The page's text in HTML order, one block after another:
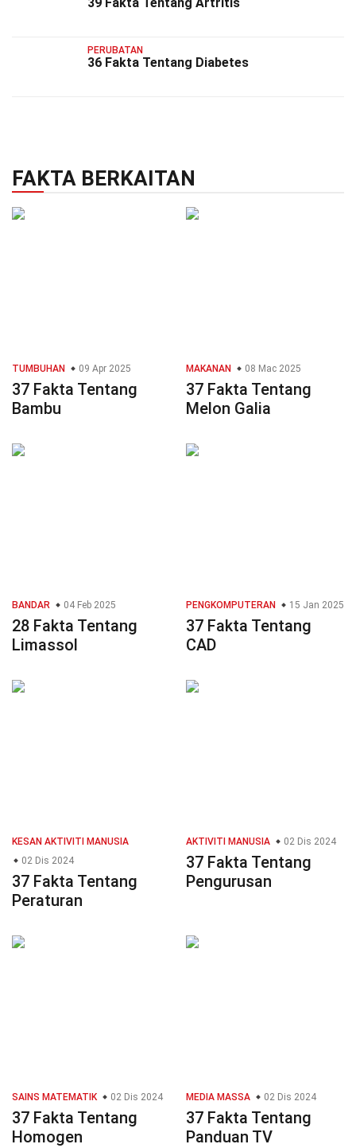
PERUBATAN
36 Fakta Tentang Diabetes
FAKTA BERKAITAN
TUMBUHAN 09 Apr 2025
37 Fakta Tentang
Bambu
MAKANAN 08 Mac 2025
37 Fakta Tentang
Melon Galia
BANDAR 04 Feb 2025
28 Fakta Tentang
Limassol
PENGKOMPUTERAN 15 Jan 2025
37 Fakta Tentang
CAD
KESAN AKTIVITI MANUSIA
02 Dis 2024
37 Fakta Tentang
Peraturan
AKTIVITI MANUSIA 02 Dis 2024
37 Fakta Tentang
Pengurusan
SAINS MATEMATIK 02 Dis 2024
37 Fakta Tentang
Homogen
MEDIA MASSA 02 Dis 2024
37 Fakta Tentang
Panduan TV